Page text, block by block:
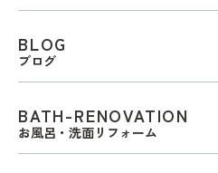
BLOG
ブログ
BATH-RENOVATION
お風呂・洗面リフォーム